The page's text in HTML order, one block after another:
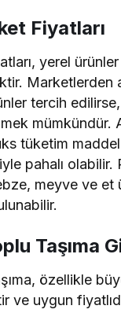
Fiyatları
yerel ürünler
Marketlerden
tercih
mümkündür.
tüketim
pahalı olabilir.
meyve ve et
Taşıma
özellikle
ve uygun